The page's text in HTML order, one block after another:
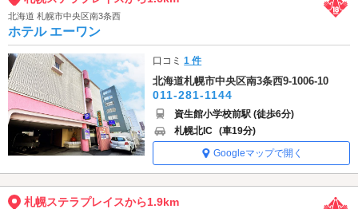
北海道 札幌市中央区南3条西
ホテル エーワン
口コミ1 件
北海道札幌市中央区南3条西9-1006-10
011-281-1144
資生館小学校前駅 (徒歩6分)
札幌北IC (車19分)
Googleマップで開く
札幌ステラプレイスから1.9km